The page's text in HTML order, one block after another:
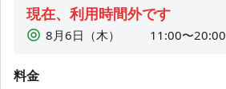
現在、利用時間外です
8月6日（木）
11:00〜20:00
料金